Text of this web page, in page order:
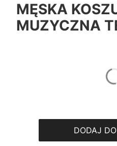
MĘSKA
MUZYCZNA
DODAJ